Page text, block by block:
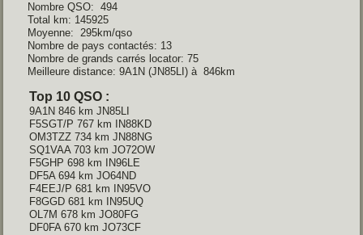
Nombre QSO: 494
Total km: 145925
Moyenne: 295km/qso
Nombre de pays contactés: 13
Nombre de grands carrés locator: 75
Meilleure distance: 9A1N (JN85LI) à 846km
Top 10 QSO :
9A1N 846 km JN85LI
F5SGT/P 767 km IN88KD
OM3TZZ 734 km JN88NG
SQ1VAA 703 km JO72OW
F5GHP 698 km IN96LE
DF5A 694 km JO64ND
F4EEJ/P 681 km IN95VO
F8GGD 681 km IN95UQ
OL7M 678 km JO80FG
DF0FA 670 km JO73CF